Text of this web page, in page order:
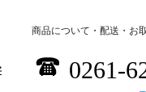
商品について・配送・お
0261-